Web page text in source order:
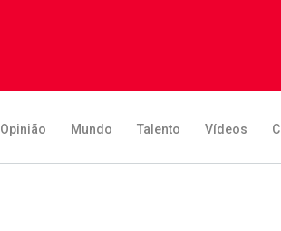
Opinião Mundo Talento Vídeos